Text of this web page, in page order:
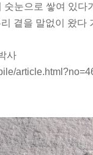
눈으로 쌓여 있
곁을 말없이 왔다
사